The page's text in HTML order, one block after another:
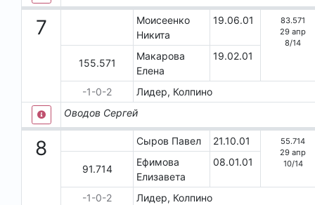
7
Моисеенко
Никита
19.06.01
83.571
29 апр
8/14
155.571
Макарова
Елена
19.02.01
-1-0-2
Лидер, Колпино
Оводов Сергей
8 Сыров Павел 21.10.01
55.714
29 апр
10/14
91.714
Ефимова
Елизавета
08.01.01
-1-0-2
Лидер, Колпино